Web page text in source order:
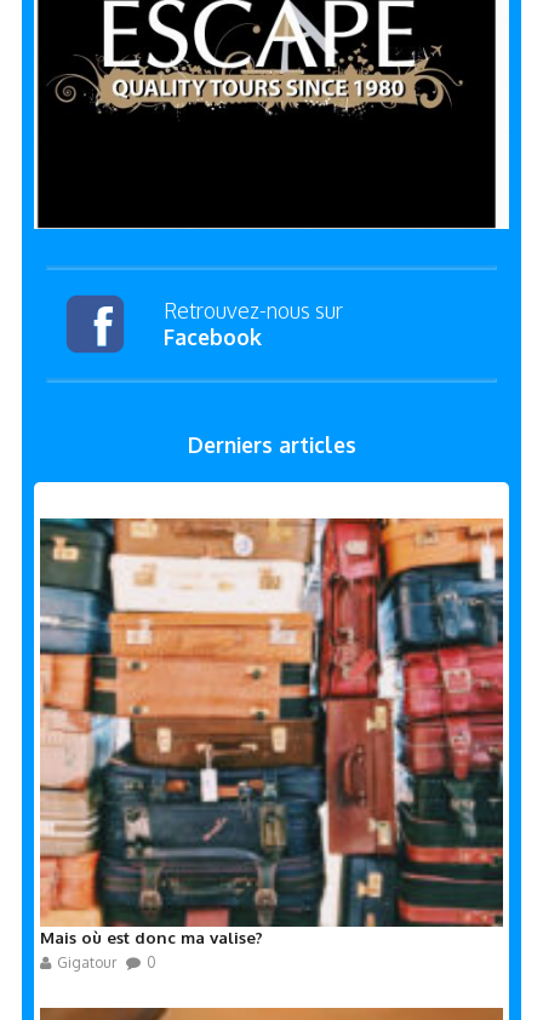
Retrouvez-nous sur
Facebook
Derniers articles
Mais où est donc ma valise?
Gigatour 0